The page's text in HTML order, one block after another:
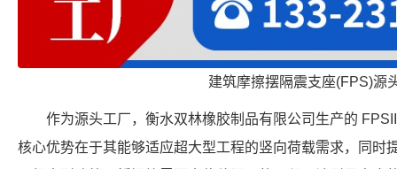
建筑摩擦摆隔震支座(FPS)源
作为源头工厂，衡水双林橡胶制品有限公司生产的
核心优势在于其能够适应超大型工程的竖向荷载需求，同时